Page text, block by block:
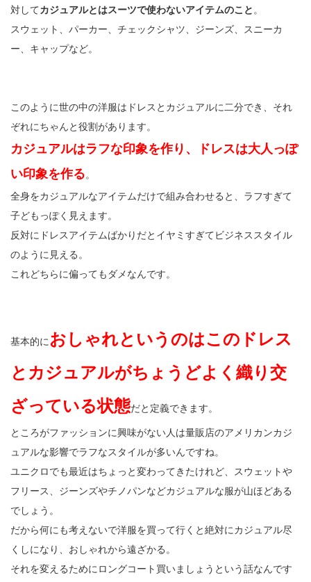
対してカジュアルとはスーツで使わないアイテムのこと。
スウェット、パーカー、チェックシャツ、ジーンズ、スニーカ
ー、キャップなど。
このように世の中の洋服はドレスとカジュアルに二分でき、それ
ぞれにちゃんと役割があります。
カジュアルはラフな印象を作り、ドレスは大人っぽ
い印象を作る。
全身をカジュアルなアイテムだけで組み合わせると、ラフすぎて
子どもっぽく見えます。
反対にドレスアイテムばかりだとイヤミすぎてビジネススタイル
のように見える。
これどちらに偏ってもダメなんです。
基本的におしゃれというのはこのドレス
とカジュアルがちょうどよく織り交
ざっている状態だと定義できます。
ところがファッションに興味がない人は量販店のアメリカンカジ
ュアルな影響でラフなスタイルが多いんですね。
ユニクロでも最近はちょっと変わってきたけれど、スウェットや
フリース、ジーンズやチノパンなどカジュアルな服が山ほどある
でしょう。
だから何にも考えないで洋服を買って行くと絶対にカジュアル尽
くしになり、おしゃれから遠ざかる。
それを変えるためにロングコート買いましょうという話なんです